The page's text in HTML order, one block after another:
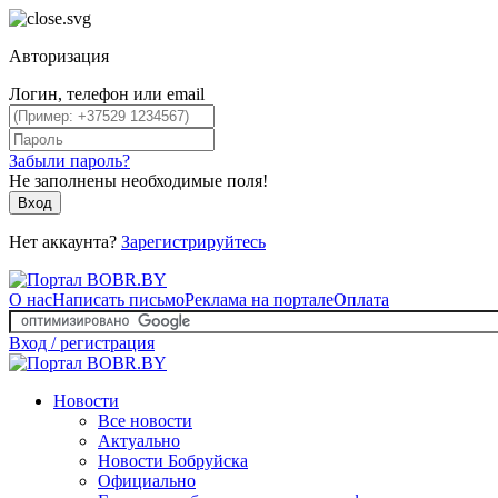
Авторизация
Логин, телефон или email
Забыли пароль?
Не заполнены необходимые поля!
Вход
Нет аккаунта? Зарегистрируйтесь
О насНаписать письмоРеклама на порталеОплата
Вход / регистрация
Новости
Все новости
Актуально
Новости Бобруйска
Официально